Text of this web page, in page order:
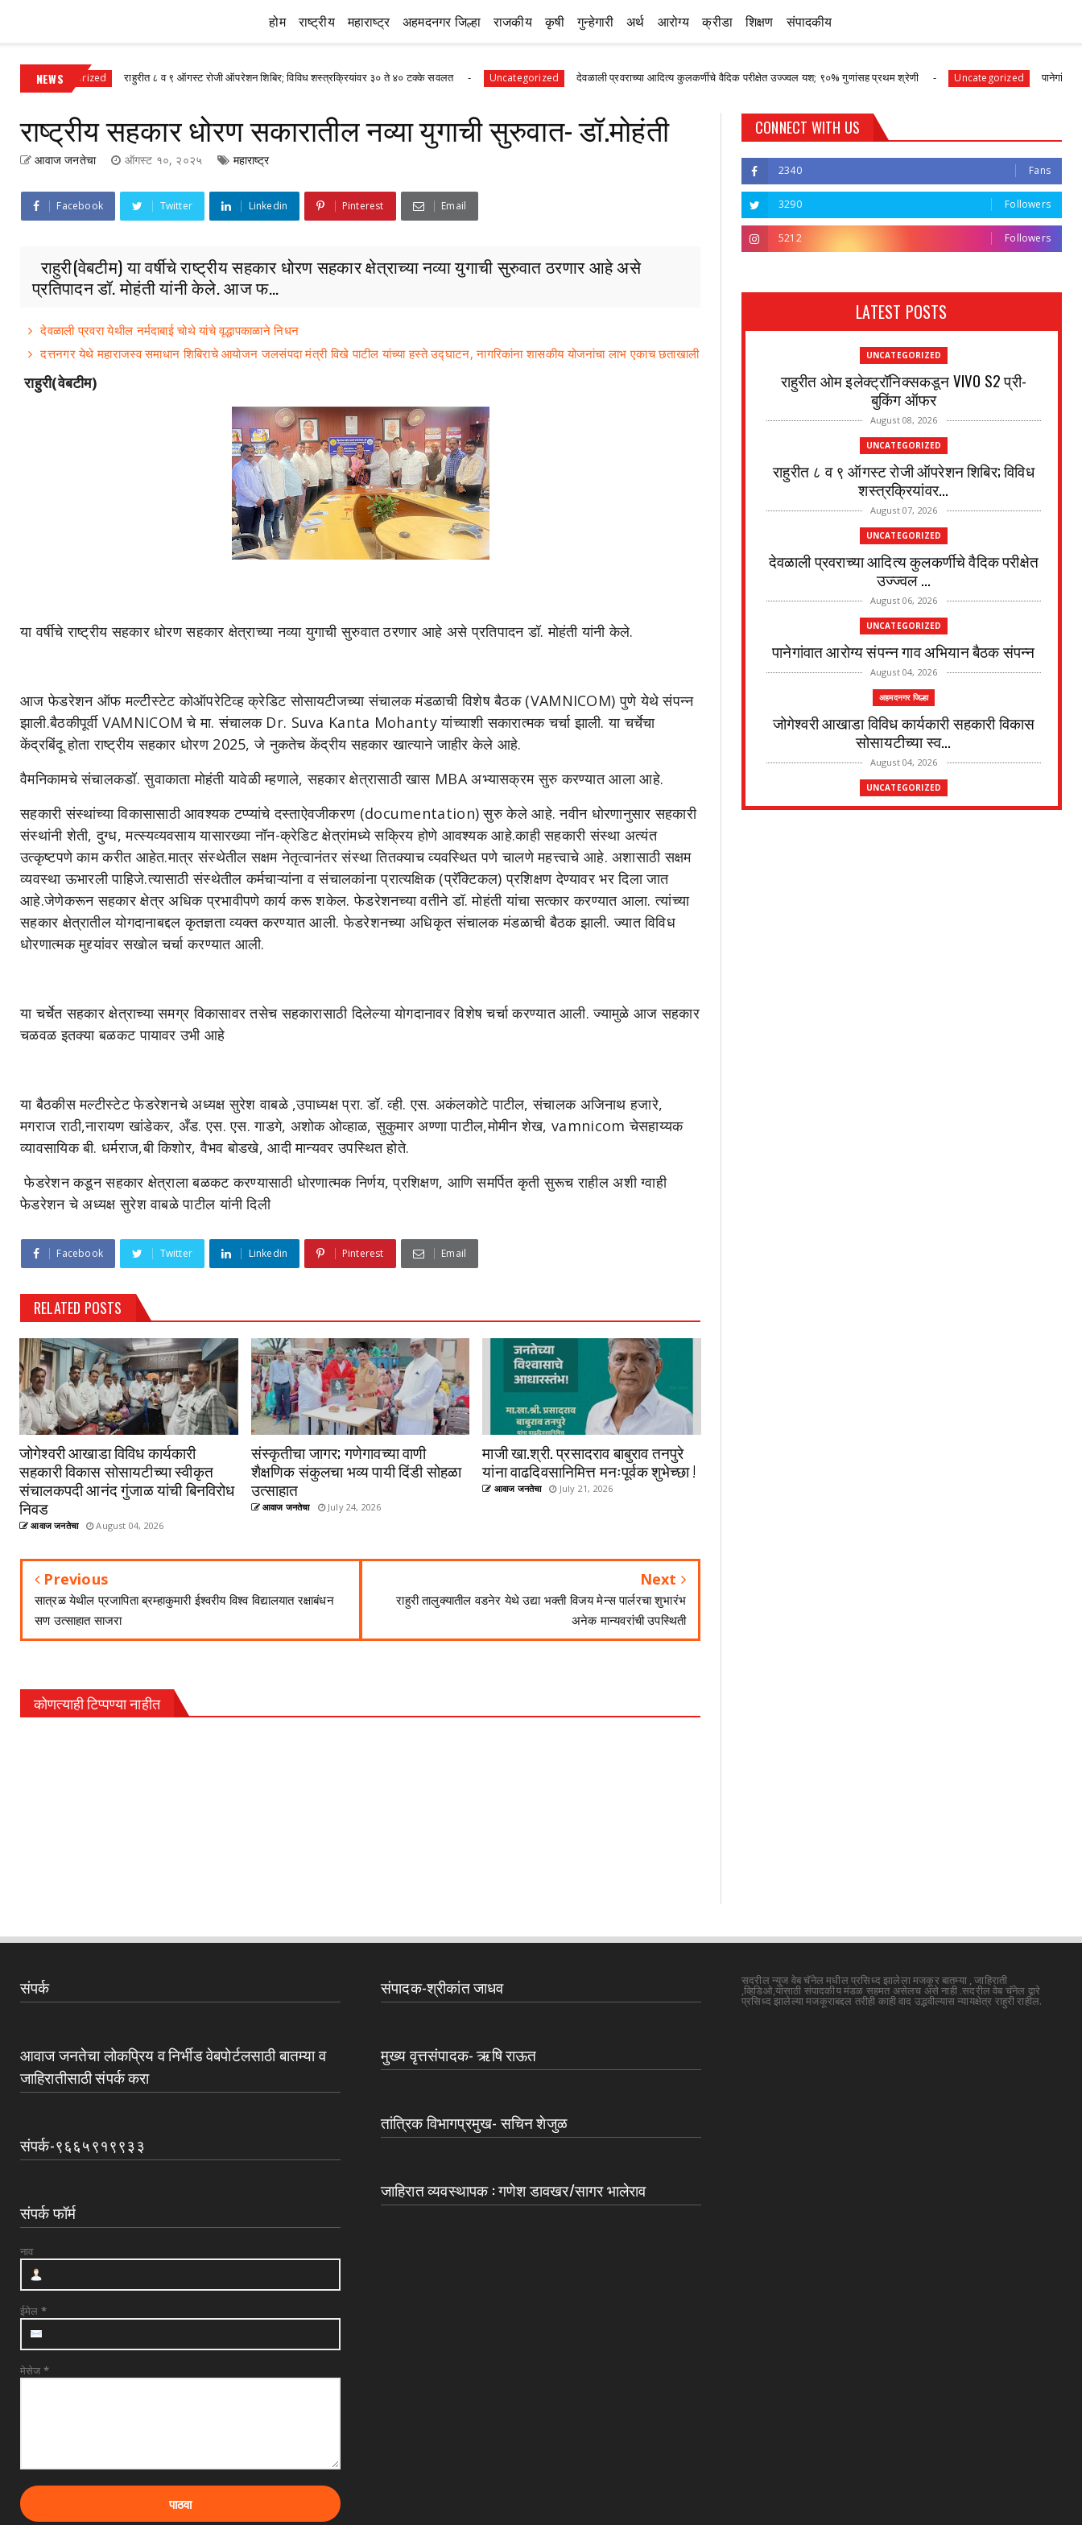
होम राष्ट्रीय महाराष्ट्र अहमदनगर जिल्हा राजकीय कृषी गुन्हेगारी अर्थ आरोग्य क्रीडा शिक्षण संपादकीय
NEWS राहुरीत ८ व ९ ऑगस्ट रोजी ऑपरेशन शिबिर; विविध शस्त्रक्रियांवर ३० ते ४० टक्के सवलत Uncategorized देवळाली प्रवराच्या आदित्य कुलकर्णीचे वैदिक परीक्षेत उज्ज्वल यश; ९०% गुणांसह प्रथम श्रेणी Uncategorized पानेगांवात आरोग्य
राष्ट्रीय सहकार धोरण सकारातील नव्या युगाची सुरुवात- डॉ.मोहंती
आवाज जनतेचा ऑगस्ट १०, २०२५ महाराष्ट्र
Facebook Twitter Linkedin Pinterest Email
राहुरी(वेबटीम) या वर्षीचे राष्ट्रीय सहकार धोरण सहकार क्षेत्राच्या नव्या युगाची सुरुवात ठरणार आहे असे
प्रतिपादन डॉ. मोहंती यांनी केले. आज फ...
देवळाली प्रवरा येथील नर्मदाबाई चोथे यांचे वृद्धापकाळाने निधन
दत्तनगर येथे महाराजस्व समाधान शिबिराचे आयोजन जलसंपदा मंत्री विखे पाटील यांच्या हस्ते उद्घाटन, नागरिकांना शासकीय योजनांचा लाभ एकाच छताखाली
राहुरी(वेबटीम)
या वर्षीचे राष्ट्रीय सहकार धोरण सहकार क्षेत्राच्या नव्या युगाची सुरुवात ठरणार आहे असे प्रतिपादन डॉ. मोहंती यांनी केले.
आज फेडरेशन ऑफ मल्टीस्टेट कोऑपरेटिव्ह क्रेडिट सोसायटीजच्या संचालक मंडळाची विशेष बैठक (VAMNICOM) पुणे येथे संपन्न
झाली.बैठकीपूर्वी VAMNICOM चे मा. संचालक Dr. Suva Kanta Mohanty यांच्याशी सकारात्मक चर्चा झाली. या चर्चेचा
केंद्रबिंदू होता राष्ट्रीय सहकार धोरण 2025, जे नुकतेच केंद्रीय सहकार खात्याने जाहीर केले आहे.
वैमनिकामचे संचालकडॉ. सुवाकाता मोहंती यावेळी म्हणाले, सहकार क्षेत्रासाठी खास MBA अभ्यासक्रम सुरु करण्यात आला आहे.
सहकारी संस्थांच्या विकासासाठी आवश्यक टप्प्यांचे दस्ताऐवजीकरण (documentation) सुरु केले आहे. नवीन धोरणानुसार सहकारी
संस्थांनी शेती, दुग्ध, मत्स्यव्यवसाय यासारख्या नॉन-क्रेडिट क्षेत्रांमध्ये सक्रिय होणे आवश्यक आहे.काही सहकारी संस्था अत्यंत
उत्कृष्टपणे काम करीत आहेत.मात्र संस्थेतील सक्षम नेतृत्वानंतर संस्था तितक्याच व्यवस्थित पणे चालणे महत्त्वाचे आहे. अशासाठी सक्षम
व्यवस्था ऊभारली पाहिजे.त्यासाठी संस्थेतील कर्मचाऱ्यांना व संचालकांना प्रात्यक्षिक (प्रॅक्टिकल) प्रशिक्षण देण्यावर भर दिला जात
आहे.जेणेकरून सहकार क्षेत्र अधिक प्रभावीपणे कार्य करू शकेल. फेडरेशनच्या वतीने डॉ. मोहंती यांचा सत्कार करण्यात आला. त्यांच्या
सहकार क्षेत्रातील योगदानाबद्दल कृतज्ञता व्यक्त करण्यात आली. फेडरेशनच्या अधिकृत संचालक मंडळाची बैठक झाली. ज्यात विविध
धोरणात्मक मुद्द्यांवर सखोल चर्चा करण्यात आली.
या चर्चेत सहकार क्षेत्राच्या समग्र विकासावर तसेच सहकारासाठी दिलेल्या योगदानावर विशेष चर्चा करण्यात आली. ज्यामुळे आज सहकार
चळवळ इतक्या बळकट पायावर उभी आहे
या बैठकीस मल्टीस्टेट फेडरेशनचे अध्यक्ष सुरेश वाबळे ,उपाध्यक्ष प्रा. डॉ. व्ही. एस. अकंलकोटे पाटील, संचालक अजिनाथ हजारे,
मगराज राठी,नारायण खांडेकर, अँड. एस. एस. गाडगे, अशोक ओव्हाळ, सुकुमार अण्णा पाटील,मोमीन शेख, vamnicom चेसहाय्यक
व्यावसायिक बी. धर्मराज,बी किशोर, वैभव बोडखे, आदी मान्यवर उपस्थित होते.
फेडरेशन कडून सहकार क्षेत्राला बळकट करण्यासाठी धोरणात्मक निर्णय, प्रशिक्षण, आणि समर्पित कृती सुरूच राहील अशी ग्वाही
फेडरेशन चे अध्यक्ष सुरेश वाबळे पाटील यांनी दिली
Facebook Twitter Linkedin Pinterest Email
RELATED POSTS
जोगेश्वरी आखाडा विविध कार्यकारी
सहकारी विकास सोसायटीच्या स्वीकृत
संचालकपदी आनंद गुंजाळ यांची बिनविरोध
निवड
आवाज जनतेचा August 04, 2026
संस्कृतीचा जागर; गणेगावच्या वाणी
शैक्षणिक संकुलचा भव्य पायी दिंडी सोहळा
उत्साहात
आवाज जनतेचा July 24, 2026
माजी खा.श्री. प्रसादराव बाबुराव तनपुरे
यांना वाढदिवसानिमित्त मनःपूर्वक शुभेच्छा !
आवाज जनतेचा July 21, 2026
Previous
सात्रळ येथील प्रजापिता ब्रम्हाकुमारी ईश्वरीय विश्व विद्यालयात रक्षाबंधन
सण उत्साहात साजरा
Next
राहुरी तालुक्यातील वडनेर येथे उद्या भक्ती विजय मेन्स पार्लरचा शुभारंभ
अनेक मान्यवरांची उपस्थिती
कोणत्याही टिप्पण्‍या नाहीत
CONNECT WITH US
2340 Fans
3290 Followers
5212 Followers
LATEST POSTS
UNCATEGORIZED
राहुरीत ओम इलेक्ट्रॉनिक्सकडून VIVO S2 प्री-
बुकिंग ऑफर
August 08, 2026
UNCATEGORIZED
राहुरीत ८ व ९ ऑगस्ट रोजी ऑपरेशन शिबिर; विविध
शस्त्रक्रियांवर...
August 07, 2026
UNCATEGORIZED
देवळाली प्रवराच्या आदित्य कुलकर्णीचे वैदिक परीक्षेत
उज्ज्वल ...
August 06, 2026
UNCATEGORIZED
पानेगांवात आरोग्य संपन्न गाव अभियान बैठक संपन्न
August 04, 2026
अहमदनगर जिल्हा
जोगेश्वरी आखाडा विविध कार्यकारी सहकारी विकास
सोसायटीच्या स्व...
August 04, 2026
UNCATEGORIZED
देवळाली प्रवराच्या शेटेवाडी येथील विठ्ठल खांदे यांचे
संपर्क
आवाज जनतेचा लोकप्रिय व निर्भीड वेबपोर्टलसाठी बातम्या व
जाहिरातीसाठी संपर्क करा
संपर्क-९६६५९१९९३३
संपर्क फॉर्म
नाव
ईमेल *
मेसेज *
संपादक-श्रीकांत जाधव
मुख्य वृत्तसंपादक- ऋषि राऊत
तांत्रिक विभागप्रमुख- सचिन शेजुळ
जाहिरात व्यवस्थापक : गणेश डावखर/सागर भालेराव
सदरील न्युज वेब चॅनेल मधील प्रसिध्द झालेला मजकूर बातम्या , जाहिराती
,व्हिडिओ,यांसाठी संपादकीय मंडळ सहमत असेलच असे नाही .सदरील वेब चॅनेल द्वारे
प्रसिध्द झालेल्या मजकूराबद्दल तरीही काही वाद उद्भवील्यास न्यायक्षेत्र राहुरी राहील.